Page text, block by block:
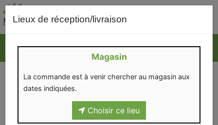
Lieux de réception/livraison
Magasin
La commande est à venir chercher au magasin aux
dates indiquées.
Choisir ce lieu